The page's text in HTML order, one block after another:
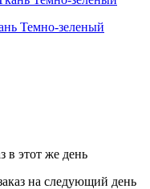
Темно-зеленый
в этот же день
на следующий день